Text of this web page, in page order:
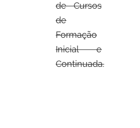
de Cursos
de
Formação
Inicial e
Continuada.